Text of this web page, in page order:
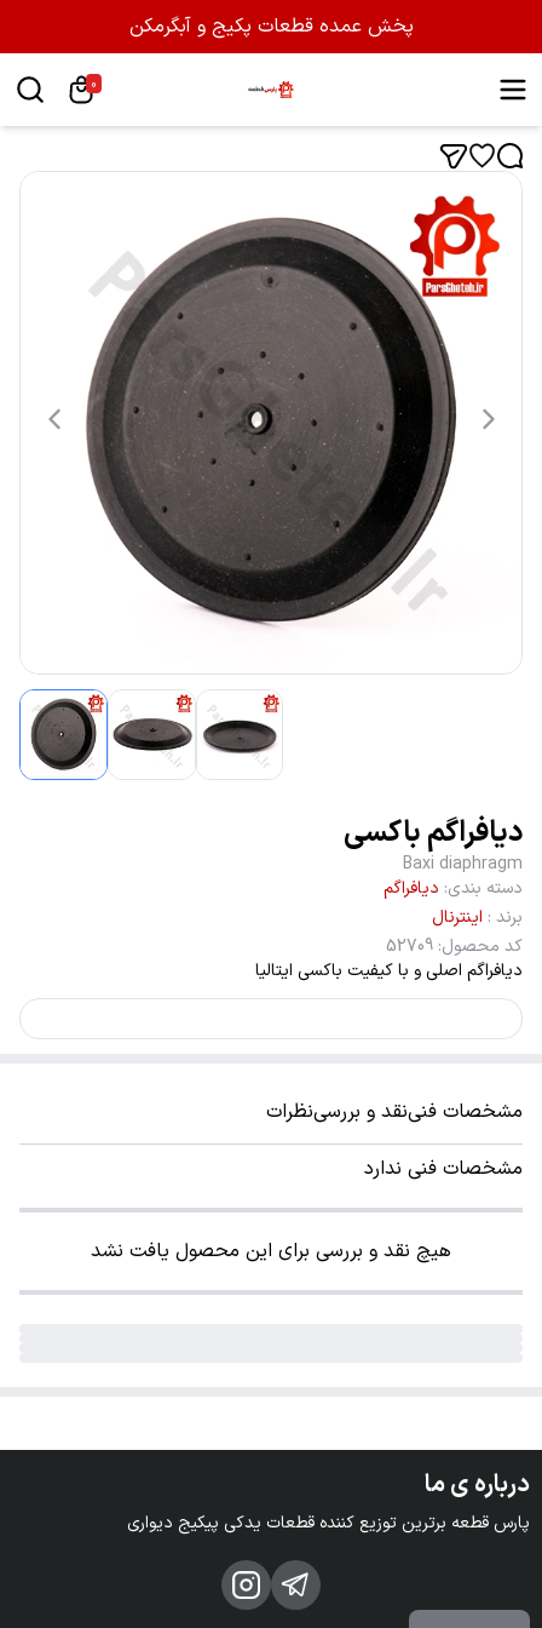
پخش عمده قطعات پکیج و آبگرمکن
0
دیافراگم باکسی
Baxi diaphragm
دسته بندی: دیافراگم
برند : اینترنال
کد محصول:
52709
دیافراگم اصلی و با کیفیت باکسی ایتالیا
مشخصات فنینقد و بررسینظرات
مشخصات فنی ندارد
هیچ نقد و بررسی برای این محصول یافت نشد
درباره ی ما
پارس قطعه برترین توزیع کننده قطعات یدکی پیکیج دیواری